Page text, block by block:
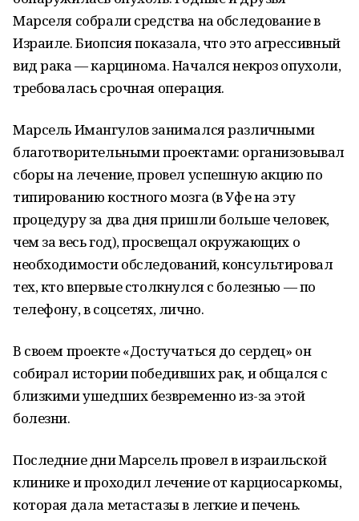
Марселя собрали средства на обследование в
Израиле. Биопсия показала, что это агрессивный
вид рака — карцинома. Начался некроз опухоли,
требовалась срочная операция.
Марсель Имангулов занимался различными
благотворительными проектами: организовывал
сборы на лечение, провел успешную акцию по
типированию костного мозга (в Уфе на эту
процедуру за два дня пришли больше человек,
чем за весь год), просвещал окружающих о
необходимости обследований, консультировал
тех, кто впервые столкнулся с болезнью — по
телефону, в соцсетях, лично.
В своем проекте «Достучаться до сердец» он
собирал истории победивших рак, и общался с
близкими ушедших безвременно из-за этой
болезни.
Последние дни Марсель провел в израильской
клинике и проходил лечение от карциосаркомы,
которая дала метастазы в легкие и печень.